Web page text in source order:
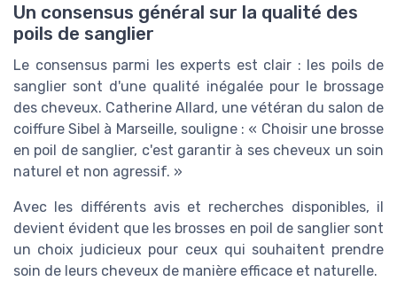
Un consensus général sur la qualité des
poils de sanglier
Le consensus parmi les experts est clair : les poils de
sanglier sont d'une qualité inégalée pour le brossage
des cheveux. Catherine Allard, une vétéran du salon de
coiffure Sibel à Marseille, souligne : « Choisir une brosse
en poil de sanglier, c'est garantir à ses cheveux un soin
naturel et non agressif. »
Avec les différents avis et recherches disponibles, il
devient évident que les brosses en poil de sanglier sont
un choix judicieux pour ceux qui souhaitent prendre
soin de leurs cheveux de manière efficace et naturelle.